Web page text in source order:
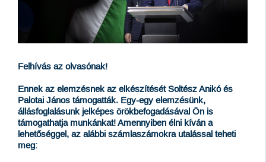
Felhívás az olvasónak!
Ennek az elemzésnek az elkészítését Soltész Anikó és
Palotai János támogatták. Egy-egy elemzésünk,
állásfoglalásunk jelképes örökbefogadásával Ön is
támogathatja munkánkat! Amennyiben élni kíván a
lehetőséggel, az alábbi számlaszámokra utalással teheti
meg: